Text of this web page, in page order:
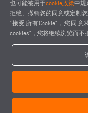
elumatec AG - Pinacher Straße
elumatec AG infocenter -
也可能被用于cookie政策中规
拒绝、撤销您的同意或定制
"接受所有Cookie"，您同
cookies"，您将继续浏览而不